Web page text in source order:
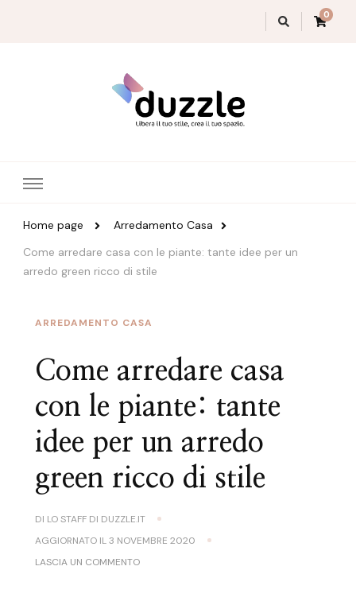
0
Home page
Arredamento Casa
Come arredare casa con le piante: tante idee per un
arredo green ricco di stile
ARREDAMENTO CASA
Come arredare casa
con le piante: tante
idee per un arredo
green ricco di stile
DI LO STAFF DI DUZZLE.IT
AGGIORNATO IL3 NOVEMBRE 2020
LASCIA UN COMMENTOSU